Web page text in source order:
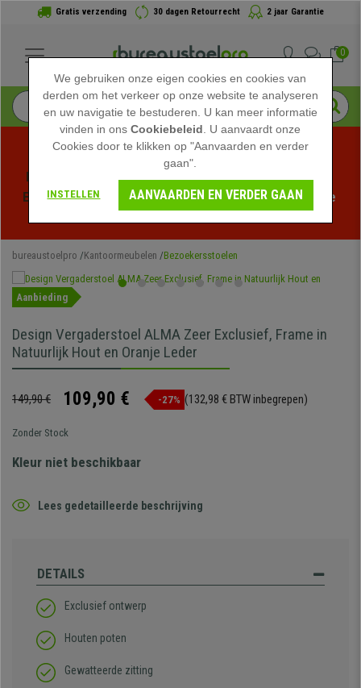
Gratis verzending 30 dagen Retourrecht 2 jaar Garantie
0
Profiteer van de Zomeruitverkoop bij bureaustoelpro!
Exclusieve kortingen voor een beperkte tijd - Bekijk de
bureaustoelpro Kantoormeubelen Bezoekersstoelen
Aanbieding
Design Vergaderstoel ALMA Zeer Exclusief, Frame in
Natuurlijk Hout en Oranje Leder
149,90 € 109,90 € -27% (132,98 € BTW inbegrepen)
Zonder Stock
Kleur niet beschikbaar
Lees gedetailleerde beschrijving
DETAILS
Exclusief ontwerp
Houten poten
Gewatteerde zitting
We gebruiken onze eigen cookies en cookies van
derden om het verkeer op onze website te analyseren
en uw navigatie te bestuderen. U kan meer informatie
vinden in onsCookiebeleid . U aanvaardt onze
Cookies door te klikken op "Aanvaarden en verder
gaan".
INSTELLEN AANVAARDEN EN VERDER GAAN